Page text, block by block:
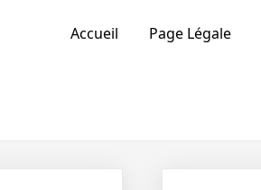
Accueil Page Légale